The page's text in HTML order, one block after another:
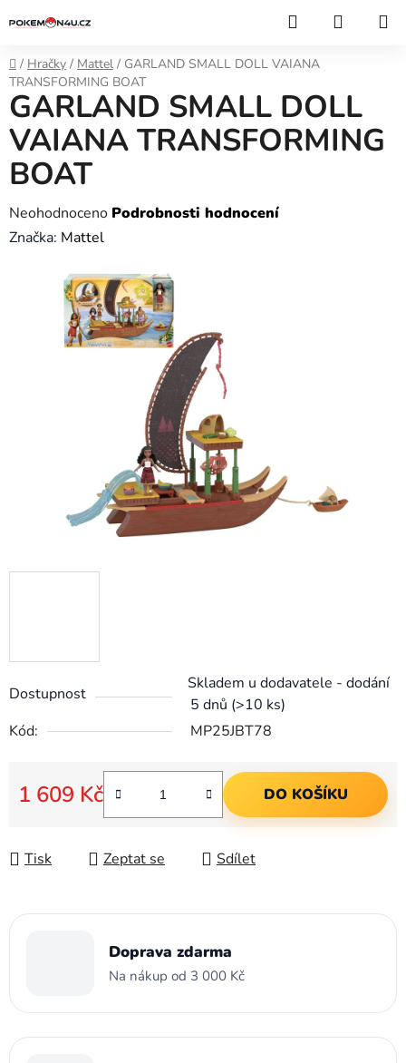
na
Hledat
Domů
/ Hračky / Mattel / GARLAND SMALL DOLL VAIANA
TRANSFORMING BOAT
Dostupnost
Skladem u dodavatele - dodání
5 dnů (>10 ks)
Kód:
MP25JBT78
1 609 Kč DO KOŠÍKU
Tisk Zeptat se Sdílet
GARLAND SMALL DOLL
VAIANA TRANSFORMING
BOAT
Průměrné
hodnocení
Neohodnoceno Podrobnosti hodnocení
Značka: Mattel
Doprava zdarma
Na nákup od 3 000 Kč